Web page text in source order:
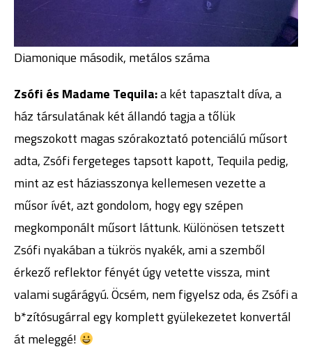
Diamonique második, metálos száma
Zsófi és Madame Tequila:a két tapasztalt díva, a
ház társulatának két állandó tagja a tőlük
megszokott magas szórakoztató potenciálú műsort
adta, Zsófi fergeteges tapsott kapott, Tequila pedig,
mint az est háziasszonya kellemesen vezette a
műsor ívét, azt gondolom, hogy egy szépen
megkomponált műsort láttunk. Különösen tetszett
Zsófi nyakában a tükrös nyakék, ami a szemből
érkező reflektor fényét úgy vetette vissza, mint
valami sugárágyú. Öcsém, nem figyelsz oda, és Zsófi a
b*zítósugárral egy komplett gyülekezetet konvertál
át meleggé!